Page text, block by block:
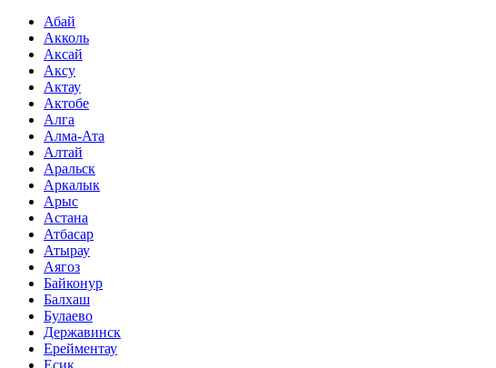
Абай
Акколь
Аксай
Аксу
Актау
Актобе
Алга
Алма-Ата
Алтай
Аральск
Аркалык
Арыс
Астана
Атбасар
Атырау
Аягоз
Байконур
Балхаш
Булаево
Державинск
Ерейментау
Есик